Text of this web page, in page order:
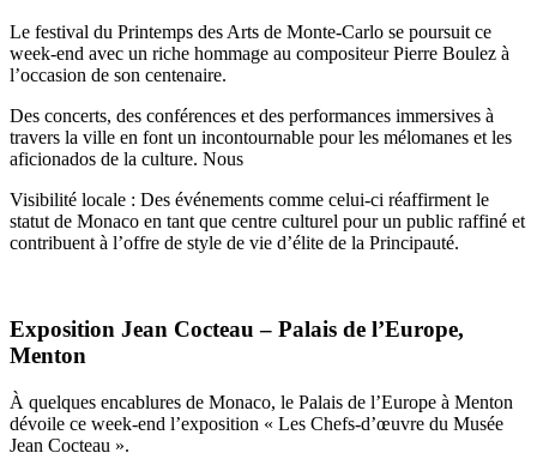
Le festival du Printemps des Arts de Monte-Carlo se poursuit ce
week-end avec un riche hommage au compositeur Pierre Boulez à
l’occasion de son centenaire.
Des concerts, des conférences et des performances immersives à
travers la ville en font un incontournable pour les mélomanes et les
aficionados de la culture. Nous
Visibilité locale : Des événements comme celui-ci réaffirment le
statut de Monaco en tant que centre culturel pour un public raffiné et
contribuent à l’offre de style de vie d’élite de la Principauté.
Exposition Jean Cocteau – Palais de l’Europe,
Menton
À quelques encablures de Monaco, le Palais de l’Europe à Menton
dévoile ce week-end l’exposition « Les Chefs-d’œuvre du Musée
Jean Cocteau ».